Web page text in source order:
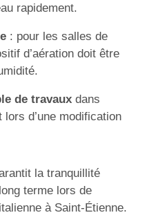
rapidement.
: pour les salles de
d’aération doit être
de travaux dans
d’une modification
la tranquillité
terme lors de
à Saint-Étienne.